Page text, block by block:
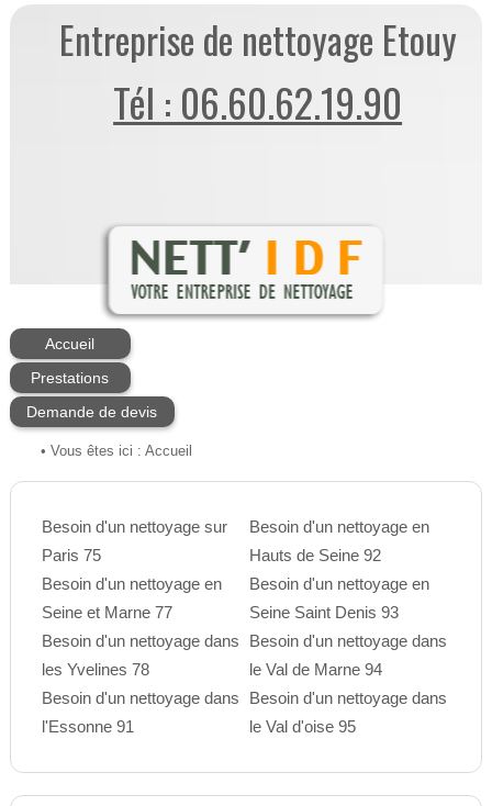
Entreprise de nettoyage Etouy
Tél : 06.60.62.19.90
Accueil
Prestations
Demande de devis
• Vous êtes ici : Accueil
Besoin d'un nettoyage sur
Paris 75
Besoin d'un nettoyage en
Seine et Marne 77
Besoin d'un nettoyage dans
les Yvelines 78
Besoin d'un nettoyage dans
l'Essonne 91
Besoin d'un nettoyage en
Hauts de Seine 92
Besoin d'un nettoyage en
Seine Saint Denis 93
Besoin d'un nettoyage dans
le Val de Marne 94
Besoin d'un nettoyage dans
le Val d'oise 95